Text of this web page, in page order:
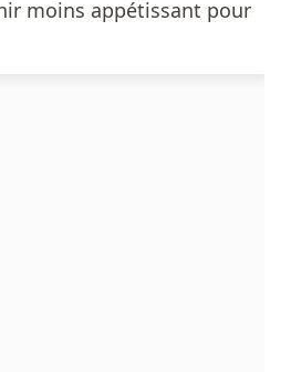
moins appétissant pour